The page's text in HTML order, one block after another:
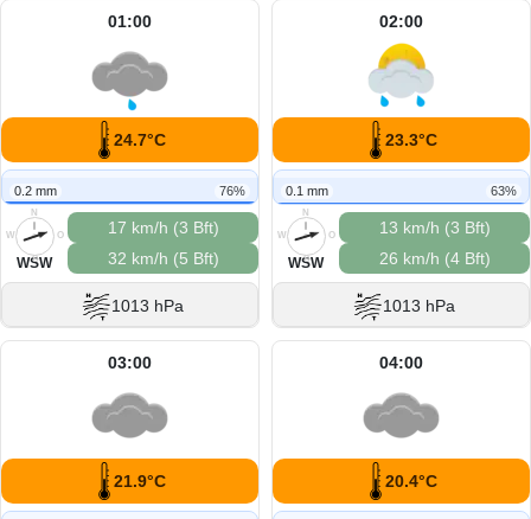
01:00
24.7°C
0.2 mm 76%
N
O
S
W
WSW
17 km/h (3 Bft)
32 km/h (5 Bft)
1013 hPa
02:00
23.3°C
0.1 mm 63%
N
O
S
W
WSW
13 km/h (3 Bft)
26 km/h (4 Bft)
1013 hPa
03:00
21.9°C
04:00
20.4°C